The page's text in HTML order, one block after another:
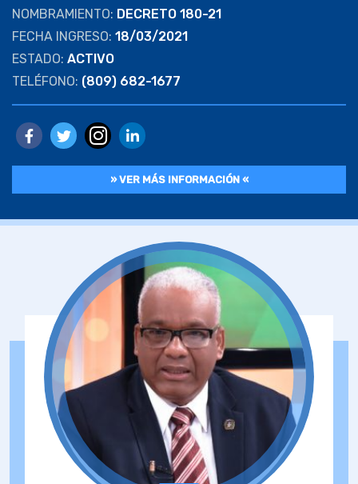
NOMBRAMIENTO: DECRETO 180-21
FECHA INGRESO: 18/03/2021
ESTADO: ACTIVO
TELÉFONO: (809) 682-1677
» VER MÁS INFORMACIÓN «